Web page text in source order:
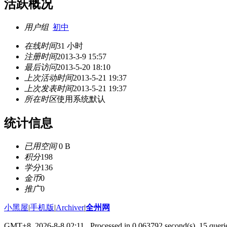
活跃概况
用户组 初中
在线时间31 小时
注册时间2013-3-9 15:57
最后访问2013-5-20 18:10
上次活动时间2013-5-21 19:37
上次发表时间2013-5-21 19:37
所在时区使用系统默认
统计信息
已用空间0 B
积分198
学分136
金币0
推广0
小黑屋|手机版|Archiver|全州网